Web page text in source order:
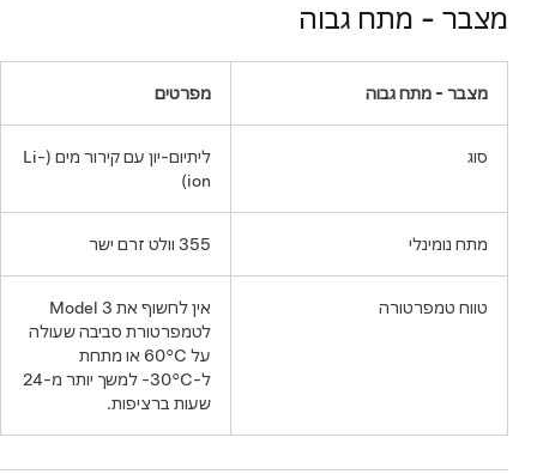
מצבר - מתח גבוה
מצבר - מתח גבוה מפרטים
ליתיום-יון עם קירור מים (Li-
מתח נומינלי 355 וולט זרם ישר
טווח טמפרטורה אין לחשוף את Model 3
לטמפרטורת סביבה שעולה
או מתחת
למשך יותר מ-24
שעות ברציפות.